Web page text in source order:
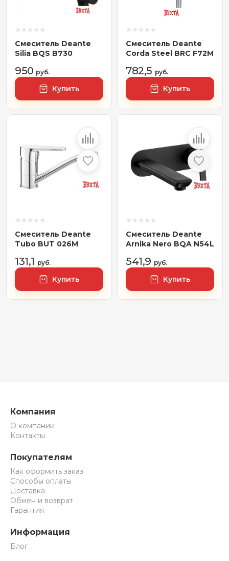
Смеситель Deante
Silia BQS B730
950 руб.
Купить
Смеситель Deante
Corda Steel BRC F72M
782,5 руб.
Купить
Смеситель Deante
Tubo BUT 026M
131,1 руб.
Купить
Смеситель Deante
Arnika Nero BQA N54L
541,9 руб.
Купить
Компания
О компании
Контакты
Покупателям
Как оформить заказ
Способы оплаты
Доставка
Обмен и возврат
Гарантия
Информация
Блог